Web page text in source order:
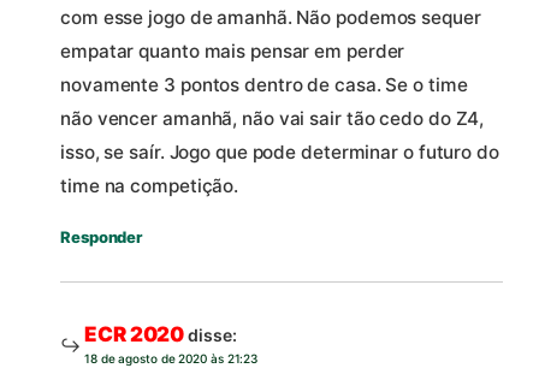
com esse jogo de amanhã. Não podemos sequer
empatar quanto mais pensar em perder
novamente 3 pontos dentro de casa. Se o time
não vencer amanhã, não vai sair tão cedo do Z4,
isso, se saír. Jogo que pode determinar o futuro do
time na competição.
Responder
ECR 2020disse:
18 de agosto de 2020 às 21:23